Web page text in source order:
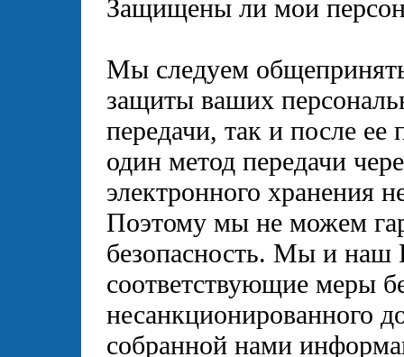
Защищены ли мои
Мы следуем
защиты ваших
передачи, так и после
один метод передачи
электронного хранения
Поэтому мы не можем
безопасность. Мы и наш
соответствующие меры
несанкционированного
собранной нами